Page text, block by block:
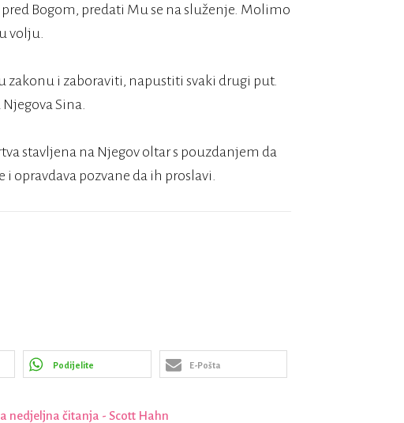
Bogom, predati Mu se na služenje. Molimo
volju.
zakonu i zaboraviti, napustiti svaki drugi put.
Sina.
stavljena na Njegov oltar s pouzdanjem da
opravdava pozvane da ih proslavi.
Podijelite E-Pošta
nedjeljna čitanja - Scott Hahn